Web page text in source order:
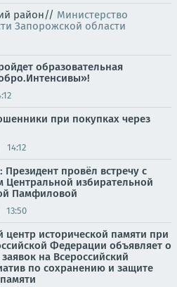
район// Министерство
Запорожской области
образовательная
при покупках через
14:12
провёл встречу с
Центральной избирательной
Памфиловой
13:50
исторической памяти при
Федерации объявляет о
на Всероссийский
по сохранению и защите